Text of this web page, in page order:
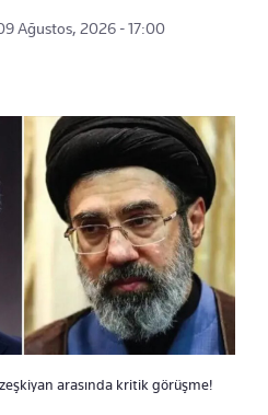
Ağustos, 2026 - 17:00
arasında kritik görüşme!